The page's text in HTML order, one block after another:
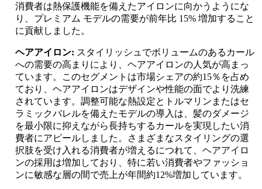
消費者は熱保護機能を備えたアイロンに向かうようにな
り、プレミアム モデルの需要が前年比 15% 増加すること
に貢献しました。
ヘアアイロン: スタイリッシュでボリュームのあるカール
への需要の高まりにより、ヘアアイロンの人気が高まっ
ています。このセグメントは市場シェアの約15％を占め
ており、ヘアアイロンはデザインや性能の面でより洗練
されています。調整可能な熱設定とトルマリンまたはセ
ラミックバレルを備えたモデルの導入は、髪のダメージ
を最小限に抑えながら長持ちするカールを実現したい消
費者にアピールしました。さまざまなスタイリングの選
択肢を受け入れる消費者が増えるにつれて、ヘアアイロ
ンの採用は増加しており、特に若い消費者やファッショ
ンに敏感な層の間で売上が年間約12%増加しています。